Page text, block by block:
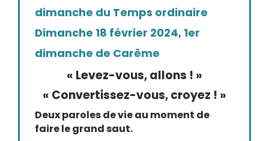
dimanche du Temps ordinaire
Dimanche 18 février 2024, 1er
dimanche de Carême
« Levez-vous, allons ! »
« Convertissez-vous, croyez ! »
Deux paroles de vie au moment de
faire le grand saut.